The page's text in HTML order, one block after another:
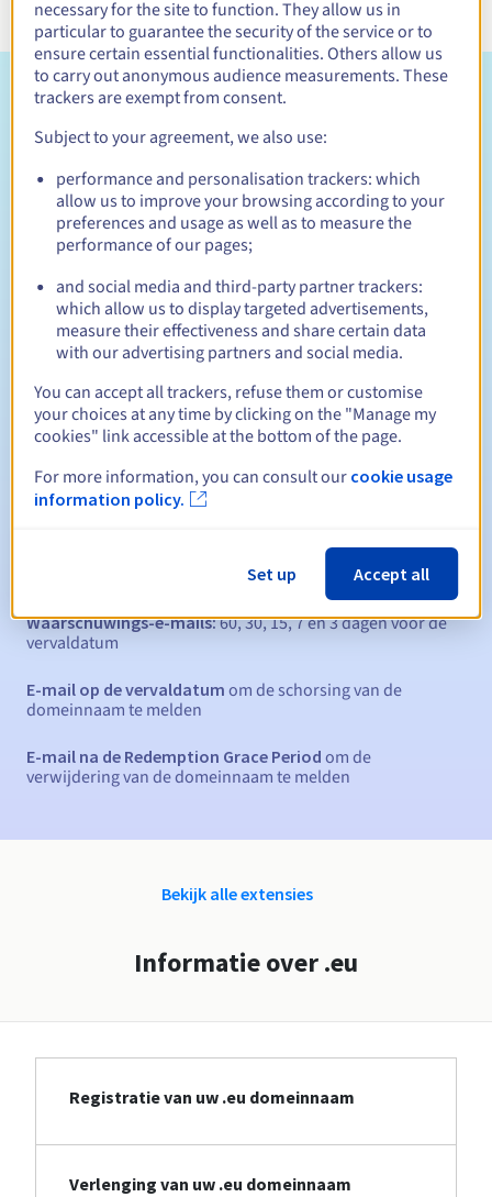
Toelatingsvoorwaarden
Wie kan een .eu registreren?
Open voor alle natuurlijke of rechtspersonen, zonder
geografische beperking.
Beheerregels en meldingen
Registratieperiode Tussen 1 en 10 jaar
Verlengingsperiode Tussen 1 en 10 jaar
Inlosperiode
Waarschuwings-e-mails:60, 30, 15, 7 en 3 dagen vóór de
vervaldatum
E-mail op de vervaldatum om de schorsing van de
domeinnaam te melden
E-mail na de Redemption Grace Period om de
verwijdering van de domeinnaam te melden
Bekijk alle extensies
Informatie over .eu
Registratie van uw .eu domeinnaam
Verlenging van uw .eu domeinnaam
necessary for the site to function. They allow us in
particular to guarantee the security of the service or to
ensure certain essential functionalities. Others allow us
to carry out anonymous audience measurements. These
trackers are exempt from consent.
Subject to your agreement, we also use:
performance and personalisation trackers: which
allow us to improve your browsing according to your
preferences and usage as well as to measure the
performance of our pages;
and social media and third-party partner trackers:
which allow us to display targeted advertisements,
measure their effectiveness and share certain data
with our advertising partners and social media.
You can accept all trackers, refuse them or customise
your choices at any time by clicking on the "Manage my
cookies" link accessible at the bottom of the page.
For more information, you can consult our cookie usage
information policy.
Set up Accept all